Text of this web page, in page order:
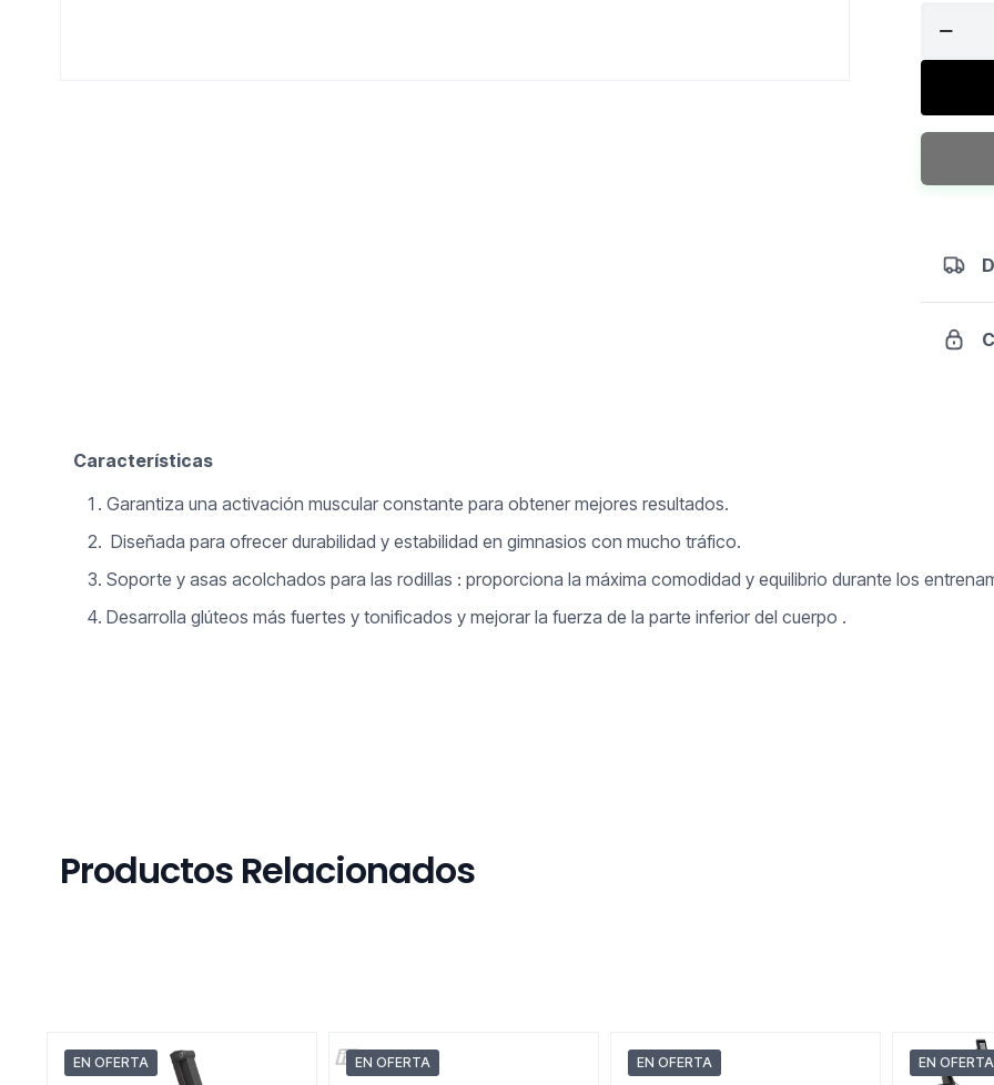
Glúteos
PL
Características
Garantiza una activación muscular constante para obtener mejores resultados.
Diseñada para ofrecer durabilidad y estabilidad en gimnasios con mucho tráfico.
Soporte y asas acolchados para las rodillas : proporciona la máxima comodidad y equilibrio durante los
Desarrolla glúteos más fuertes y tonificados y mejorar la fuerza de la parte inferior del cuerpo .
Productos Relacionados
EN OFERTA EN OFERTA EN OFERTA EN OFERTA